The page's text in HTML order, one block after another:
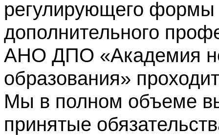
регулирующего формы
дополнительного
АНО ДПО «Академия
образования»
Мы в полном объеме
принятые